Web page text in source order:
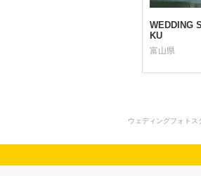
WEDDING
KU
富山県
ウェディングフォト